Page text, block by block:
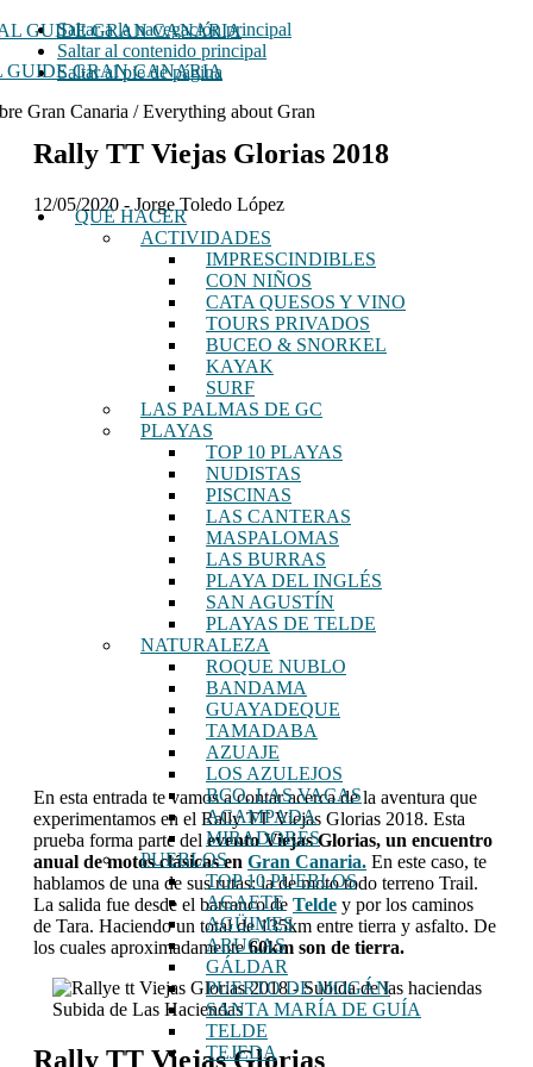
Saltar a la navegación principal
Saltar al contenido principal
Saltar al pie de página
GUIDE GRAN CANARIA
Gran Canaria / Everything about Gran
QUÉ HACER
ACTIVIDADES
IMPRESCINDIBLES
CON NIÑOS
CATA QUESOS Y VINO
TOURS PRIVADOS
BUCEO & SNORKEL
KAYAK
SURF
LAS PALMAS DE GC
PLAYAS
TOP 10 PLAYAS
NUDISTAS
PISCINAS
LAS CANTERAS
MASPALOMAS
LAS BURRAS
PLAYA DEL INGLÉS
SAN AGUSTÍN
PLAYAS DE TELDE
NATURALEZA
ROQUE NUBLO
BANDAMA
GUAYADEQUE
TAMADABA
AZUAJE
LOS AZULEJOS
BCO. LAS VACAS
ACAMPADA
MIRADORES
PUEBLOS
TOP 10 PUEBLOS
AGAETE
AGÜIMES
ARUCAS
GÁLDAR
PUERTO DE MOGÁN
SANTA MARÍA DE GUÍA
TELDE
TEJEDA
Rally TT Viejas Glorias 2018
12/05/2020 - Jorge Toledo López
En esta entrada te vamos a contar acerca de la aventura que
experimentamos en el Rally TT Viejas Glorias 2018. Esta
prueba forma parte del evento Viejas Glorias, un encuentro
anual de motos clásicas en Gran Canaria. En este caso, te
hablamos de una de sus rutas: la de moto todo terreno Trail.
La salida fue desde el barranco de Telde y por los caminos
de Tara. Haciendo un total de 135km entre tierra y asfalto. De
los cuales aproximadamente60km son de tierra.
Subida de Las Haciendas
Rally TT Viejas Glorias